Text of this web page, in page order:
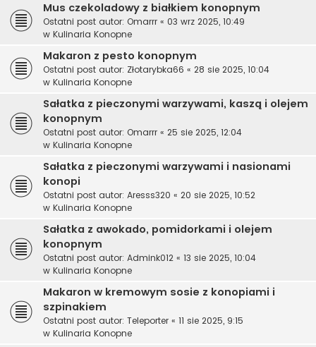
Mus czekoladowy z białkiem konopnym
Ostatni post autor: Omarrr « 03 wrz 2025, 10:49
w Kulinaria Konopne
Makaron z pesto konopnym
Ostatni post autor: Złotarybka66 « 28 sie 2025, 10:04
w Kulinaria Konopne
Sałatka z pieczonymi warzywami, kaszą i olejem
konopnym
Ostatni post autor: Omarrr « 25 sie 2025, 12:04
w Kulinaria Konopne
Sałatka z pieczonymi warzywami i nasionami
konopi
Ostatni post autor: Aresss320 « 20 sie 2025, 10:52
w Kulinaria Konopne
Sałatka z awokado, pomidorkami i olejem
konopnym
Ostatni post autor: Admink012 « 13 sie 2025, 10:04
w Kulinaria Konopne
Makaron w kremowym sosie z konopiami i
szpinakiem
Ostatni post autor: Teleporter « 11 sie 2025, 9:15
w Kulinaria Konopne